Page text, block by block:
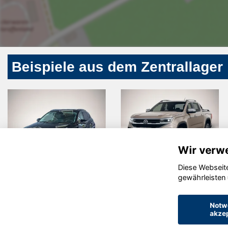
Beispiele aus dem Zentrallager
Volkswagen
Wir
Diese
gewährleisten